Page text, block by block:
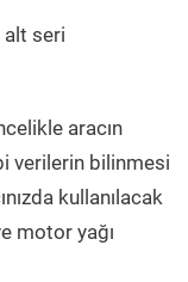
alt seri
aracın
verilerin bilinmesi
kullanılacak
motor yağı